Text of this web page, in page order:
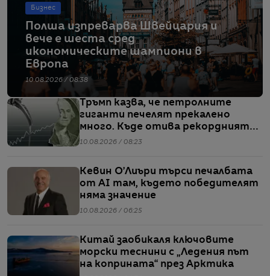
Бизнес
Полша изпреварва Швейцария и
вече е шеста сред
икономическите шампиони в
Европа
10.08.2026 / 08:38
Тръмп казва, че петролните
гиганти печелят прекалено
много. Къде отива рекордният
им кеш?
10.08.2026 / 08:23
Кевин О’Лиъри търси печалбата
от AI там, където победителят
няма значение
10.08.2026 / 06:25
Китай заобикаля ключовите
морски теснини с „Ледения път
на коприната“ през Арктика